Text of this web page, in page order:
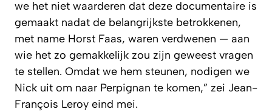
we het niet waarderen dat deze documentaire is
gemaakt nadat de belangrijkste betrokkenen,
met name Horst Faas, waren verdwenen — aan
wie het zo gemakkelijk zou zijn geweest vragen
te stellen. Omdat we hem steunen, nodigen we
Nick uit om naar Perpignan te komen,” zei Jean-
François Leroy eind mei.